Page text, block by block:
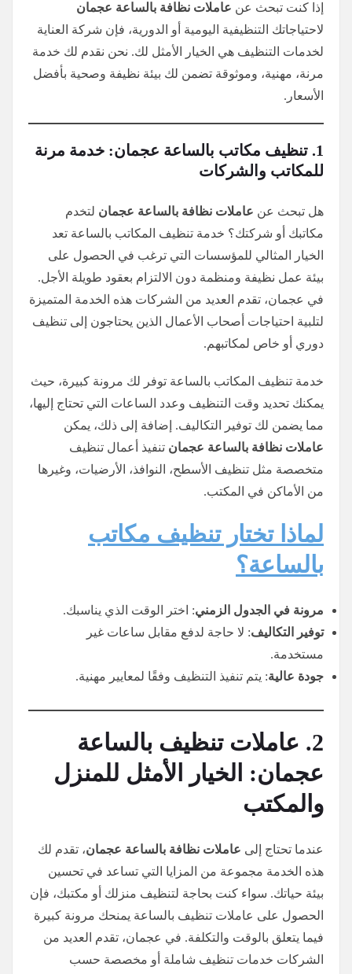
إذا كنت تبحث عن عاملات نظافة بالساعة عجمان
لاحتياجاتك التنظيفية اليومية أو الدورية، فإن شركة العناية
لخدمات التنظيف هي الخيار الأمثل لك. نحن نقدم لك خدمة
مرنة، مهنية، وموثوقة تضمن لك بيئة نظيفة وصحية بأفضل
الأسعار.
1. تنظيف مكاتب بالساعة عجمان: خدمة مرنة
للمكاتب والشركات
هل تبحث عن عاملات نظافة بالساعة عجمان لتخدم
مكاتبك أو شركتك؟ خدمة تنظيف المكاتب بالساعة تعد
الخيار المثالي للمؤسسات التي ترغب في الحصول على
بيئة عمل نظيفة ومنظمة دون الالتزام بعقود طويلة الأجل.
في عجمان، تقدم العديد من الشركات هذه الخدمة المتميزة
لتلبية احتياجات أصحاب الأعمال الذين يحتاجون إلى تنظيف
دوري أو خاص لمكاتبهم.
خدمة تنظيف المكاتب بالساعة توفر لك مرونة كبيرة، حيث
يمكنك تحديد وقت التنظيف وعدد الساعات التي تحتاج إليها،
مما يضمن لك توفير التكاليف. إضافة إلى ذلك، يمكن
عاملات نظافة بالساعة عجمان تنفيذ أعمال تنظيف
متخصصة مثل تنظيف الأسطح، النوافذ، الأرضيات، وغيرها
من الأماكن في المكتب.
لماذا تختار تنظيف مكاتب
بالساعة؟
مرونة في الجدول الزمني: اختر الوقت الذي يناسبك.
توفير التكاليف: لا حاجة لدفع مقابل ساعات غير
مستخدمة.
جودة عالية: يتم تنفيذ التنظيف وفقًا لمعايير مهنية.
2. عاملات تنظيف بالساعة
عجمان: الخيار الأمثل للمنزل
والمكتب
عندما تحتاج إلى عاملات نظافة بالساعة عجمان، تقدم لك
هذه الخدمة مجموعة من المزايا التي تساعد في تحسين
بيئة حياتك. سواء كنت بحاجة لتنظيف منزلك أو مكتبك، فإن
الحصول على عاملات تنظيف بالساعة يمنحك مرونة كبيرة
فيما يتعلق بالوقت والتكلفة. في عجمان، تقدم العديد من
الشركات خدمات تنظيف شاملة أو مخصصة حسب